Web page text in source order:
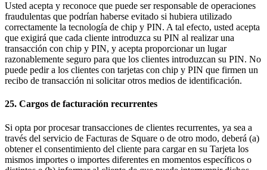
Usted acepta y reconoce que puede ser responsable de operaciones
fraudulentas que podrían haberse evitado si hubiera utilizado
correctamente la tecnología de chip y PIN. A tal efecto, usted acepta
que exigirá que cada cliente introduzca su PIN al realizar una
transacción con chip y PIN, y acepta proporcionar un lugar
razonablemente seguro para que los clientes introduzcan su PIN. No
puede pedir a los clientes con tarjetas con chip y PIN que firmen un
recibo de transacción ni solicitar otros medios de identificación.
25. Cargos de facturación recurrentes
Si opta por procesar transacciones de clientes recurrentes, ya sea a
través del servicio de Facturas de Square o de otro modo, deberá (a)
obtener el consentimiento del cliente para cargar en su Tarjeta los
mismos importes o importes diferentes en momentos específicos o